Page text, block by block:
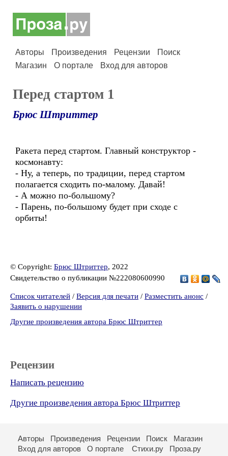
Авторы Произведения Рецензии
Поиск
Магазин
О портале Вход для авторов
Перед стартом 1
Брюс Штриттер
Ракета перед стартом. Главный конструктор -
космонавту:
- Ну, а теперь, по традиции, перед стартом
полагается сходить по-малому. Давай!
- А можно по-большому?
- Парень, по-большому будет при сходе с
орбиты!
© Copyright: Брюс Штриттер, 2022
Свидетельство о публикации №222080600990
Список читателей / Версия для печати / Разместить анонс /
Заявить о нарушении
Другие произведения автора Брюс Штриттер
Рецензии
Написать рецензию
Другие произведения автора Брюс Штриттер
Авторы Произведения Рецензии Поиск
Магазин
Вход для авторов
О портале Стихи.ру Проза.ру